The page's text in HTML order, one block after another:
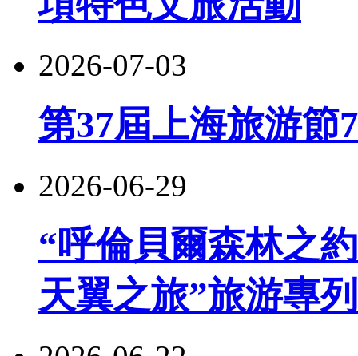
2026-07-03
第37屆上海旅游節
2026-06-29
“呼倫貝爾森林之
天翼之旅”旅游專